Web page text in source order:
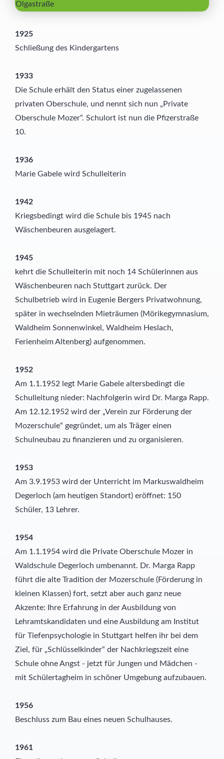
Olgastraße
1925
Schließung des Kindergartens
1933
Die Schule erhält den Status einer zugelassenen
privaten Oberschule, und nennt sich nun „Private
Oberschule Mozer“. Schulort ist nun die Pfizerstraße
10.
1936
Marie Gabele wird Schulleiterin
1942
Kriegsbedingt wird die Schule bis 1945 nach
Wäschenbeuren ausgelagert.
1945
kehrt die Schulleiterin mit noch 14 Schülerinnen aus
Wäschenbeuren nach Stuttgart zurück. Der
Schulbetrieb wird in Eugenie Bergers Privatwohnung,
später in wechselnden Mieträumen (Mörikegymnasium,
Waldheim Sonnenwinkel, Waldheim Heslach,
Ferienheim Altenberg) aufgenommen.
1952
Am 1.1.1952 legt Marie Gabele altersbedingt die
Schulleitung nieder: Nachfolgerin wird Dr. Marga Rapp.
Am 12.12.1952 wird der „Verein zur Förderung der
Mozerschule“ gegründet, um als Träger einen
Schulneubau zu finanzieren und zu organisieren.
1953
Am 3.9.1953 wird der Unterricht im Markuswaldheim
Degerloch (am heutigen Standort) eröffnet: 150
Schüler, 13 Lehrer.
1954
Am 1.1.1954 wird die Private Oberschule Mozer in
Waldschule Degerloch umbenannt. Dr. Marga Rapp
führt die alte Tradition der Mozerschule (Förderung in
kleinen Klassen) fort, setzt aber auch ganz neue
Akzente: Ihre Erfahrung in der Ausbildung von
Lehramtskandidaten und eine Ausbildung am Institut
für Tiefenpsychologie in Stuttgart helfen ihr bei dem
Ziel, für „Schlüsselkinder“ der Nachkriegszeit eine
Schule ohne Angst - jetzt für Jungen und Mädchen -
mit Schülertagheim in schöner Umgebung aufzubauen.
1956
Beschluss zum Bau eines neuen Schulhauses.
1961